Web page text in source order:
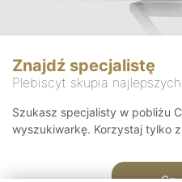
Znajdź specjalistę
Plebiscyt skupia
Szukasz specjalisty w pobliżu
wyszukiwarkę. Korzystaj tylko z